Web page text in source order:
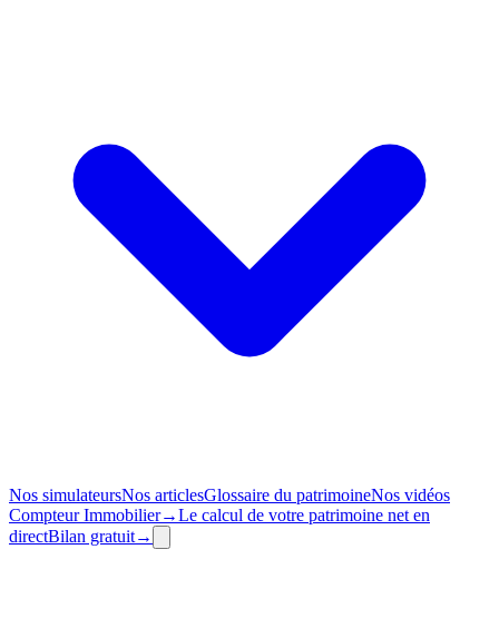
Nos simulateursNos articlesGlossaire du patrimoineNos vidéos
CompteurImmobilier→Le calcul de votre patrimoine net en
directBilan gratuit→